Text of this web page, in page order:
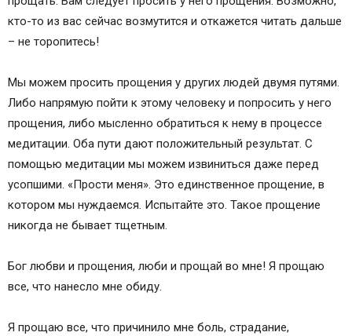
кто-то из вас сейчас возмутится и откажется читать дальше
– не торопитесь!
Мы можем просить прощения у других людей двумя путями.
Либо напрямую пойти к этому человеку и попросить у него
прощения, либо мысленно обратиться к нему в процессе
медитации. Оба пути дают положительный результат. С
помощью медитации мы можем извиниться даже перед
усопшими. «Прости меня». Это единственное прощение, в
котором мы нуждаемся. Испытайте это. Такое прощение
никогда не бывает тщетным.
Бог любви и прощения, люби и прощай во мне! Я прощаю
все, что нанесло мне обиду.
Я прощаю все, что причинило мне боль, страдание,